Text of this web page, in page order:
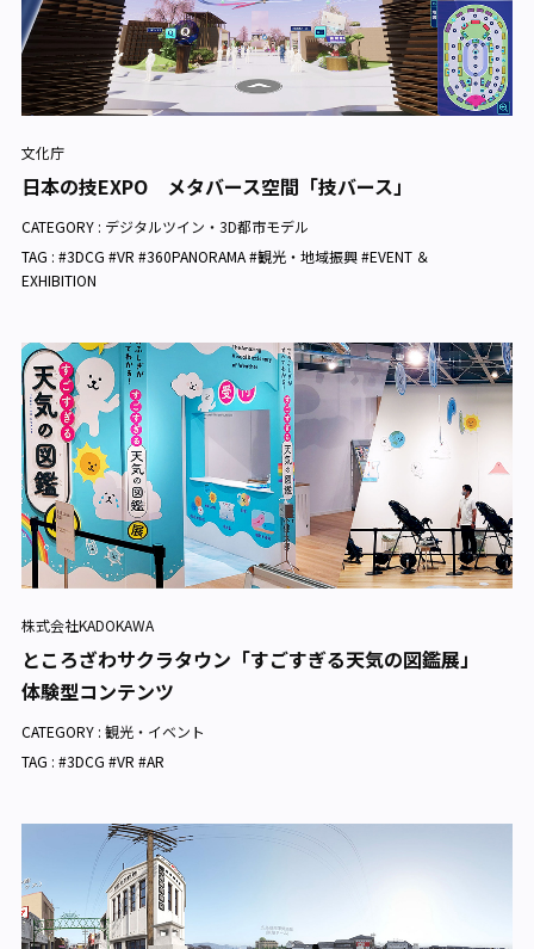
文化庁
日本の技EXPO メタバース空間「技バース」
CATEGORY : デジタルツイン・3D都市モデル
TAG : #3DCG #VR #360PANORAMA #観光・地域振興 #EVENT ＆
EXHIBITION
株式会社KADOKAWA
ところざわサクラタウン「すごすぎる天気の図鑑展」
体験型コンテンツ
CATEGORY : 観光・イベント
TAG : #3DCG #VR #AR